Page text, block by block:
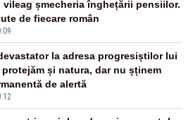
vileag șmecheria înghețării pensiilor.
de fiecare român
la adresa progresiștilor lui
și natura, dar nu șținem
de alertă